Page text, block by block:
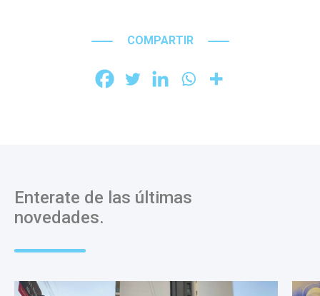
COMPARTIR
Enterate de las últimas
novedades.